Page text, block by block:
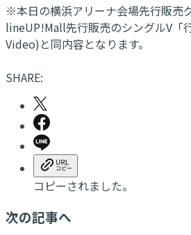
※本日の横浜アリーナ会場先行販売
lineUP!Mall先行販売のシングルV「
Video)と同内容となります。
SHARE:
コピーされました。
次の記事へ